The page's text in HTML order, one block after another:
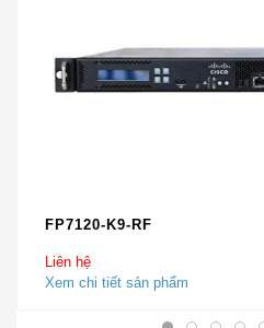
FP7120-K9-RF
Liên hệ
Xem chi tiết sản phẩm